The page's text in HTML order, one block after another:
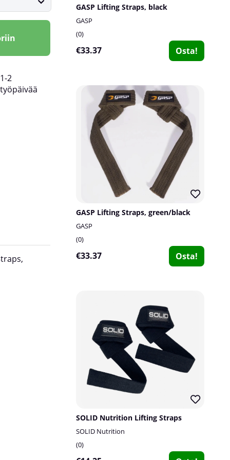
1-2
työpäivää
GASP Lifting Straps, black
GASP
0
€33.37 Osta!
GASP Lifting Straps, green/black
GASP
0
€33.37 Osta!
SOLID Nutrition Lifting Straps
SOLID Nutrition
0